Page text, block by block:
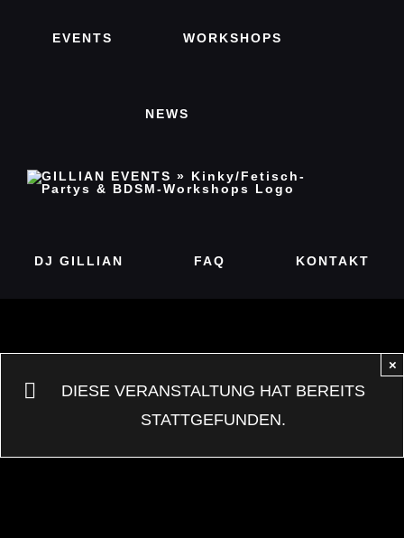
EVENTS WORKSHOPS
NEWS
DJ GILLIAN FAQ KONTAKT
DIESE VERANSTALTUNG HAT BEREITS
STATTGEFUNDEN.
×